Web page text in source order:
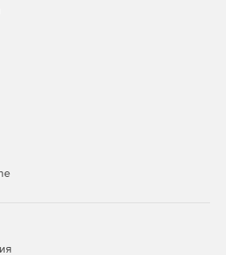
администратора для
станций.
немецком и французском.